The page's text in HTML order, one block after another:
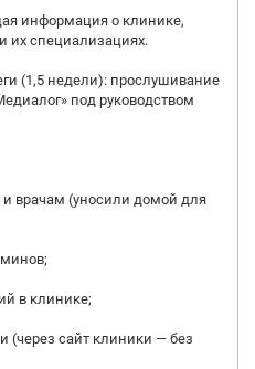
информация о клинике,
их специализациях.
(1,5 недели): прослушивание
под руководством
врачам (уносили домой для
в клинике;
(через сайт клиники — без